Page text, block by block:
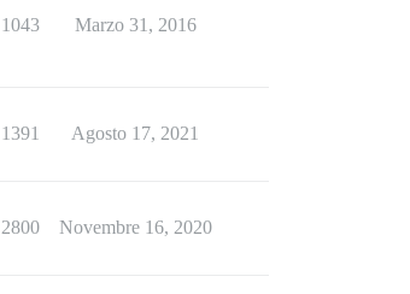
1043 Marzo 31, 2016
1391 Agosto 17, 2021
2800 Novembre 16, 2020